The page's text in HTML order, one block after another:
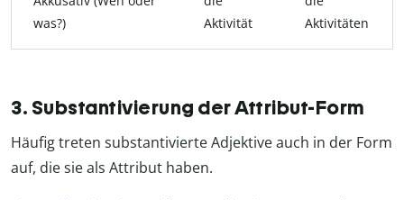
was?)
Aktivität
Aktivitäten
3. Substantivierung der Attribut-Form
Häufig treten substantivierte Adjektive auch in der Form
auf, die sie als Attribut haben.